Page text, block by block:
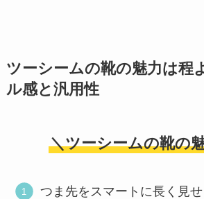
ツーシームの靴の魅力は程
ル感と汎用性
＼ツーシームの靴の
つま先をスマートに長く見